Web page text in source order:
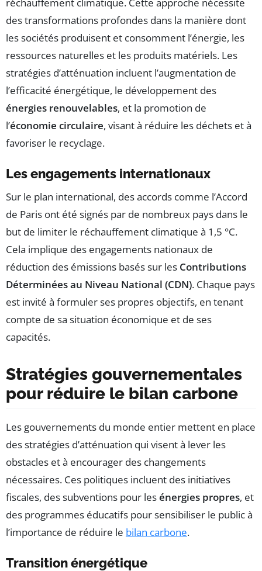
des transformations profondes dans la manière dont
les sociétés produisent et consomment l’énergie, les
ressources naturelles et les produits matériels. Les
stratégies d’atténuation incluent l’augmentation de
l’efficacité énergétique, le développement des
énergies renouvelables, et la promotion de
l’économie circulaire, visant à réduire les déchets et à
favoriser le recyclage.
Les engagements internationaux
Sur le plan international, des accords comme l’Accord
de Paris ont été signés par de nombreux pays dans le
but de limiter le réchauffement climatique à 1,5 °C.
Cela implique des engagements nationaux de
réduction des émissions basés sur les Contributions
Déterminées au Niveau National (CDN). Chaque pays
est invité à formuler ses propres objectifs, en tenant
compte de sa situation économique et de ses
capacités.
Stratégies gouvernementales
pour réduire le bilan carbone
Les gouvernements du monde entier mettent en place
des stratégies d’atténuation qui visent à lever les
obstacles et à encourager des changements
nécessaires. Ces politiques incluent des initiatives
fiscales, des subventions pour lesénergies propres, et
des programmes éducatifs pour sensibiliser le public à
l’importance de réduire le bilan carbone.
Transition énergétique